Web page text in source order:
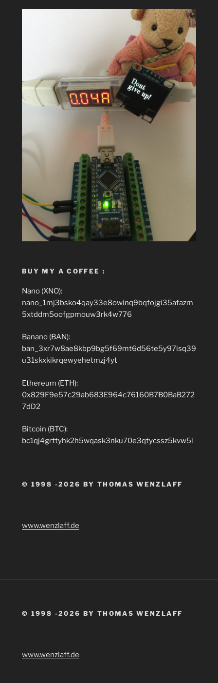
BUY MY A COFFEE :
Nano (XNO):
nano_1mj3bsko4qay33e8owinq9bqfojgi35afazm
5xtddm5oofgpmouw3rk4w776
Banano (BAN):
ban_3xr7w8ae8kbp9bg5f69mt6d56te5y97isq39
u31skxkikrqewyehetmzj4yt
Ethereum (ETH):
0x829F9e57c29ab683E964c76160B7B0BaB272
7dD2
Bitcoin (BTC):
bc1qj4grttyhk2h5wqask3nku70e3qtycssz5kvw5l
© 1998 -2026 BY THOMAS WENZLAFF
www.wenzlaff.de
© 1998 -2026 BY THOMAS WENZLAFF
www.wenzlaff.de